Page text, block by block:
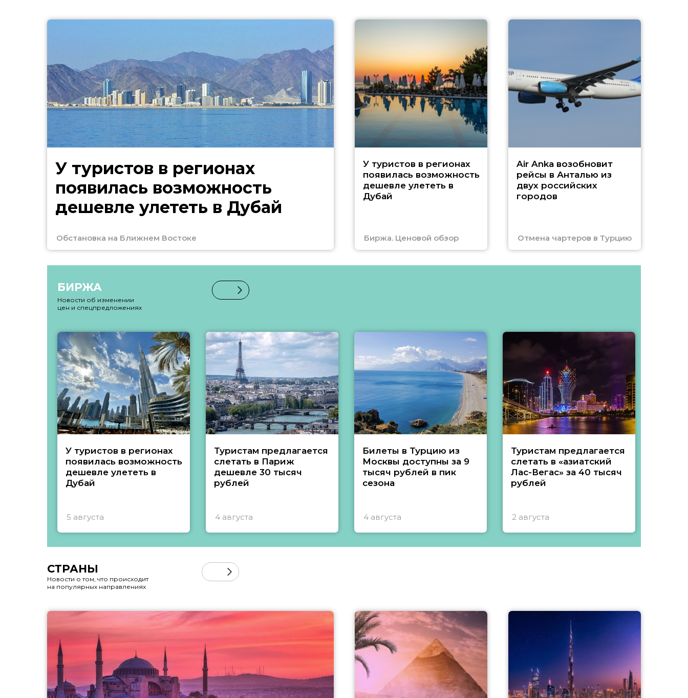
У туристов в регионах
появилась возможность
дешевле улететь в Дубай
Обстановка на Ближнем Востоке
У туристов в регионах
появилась возможность
дешевле улететь в
Дубай
Биржа. Ценовой обзор
Air Anka возобновит
рейсы в Анталью из
двух российских
городов
Отмена чартеров в Турцию
БИРЖА
Новости об изменении
цен и спецпредложениях
У туристов в регионах
появилась возможность
дешевле улететь в
Дубай
5 августа
Туристам предлагается
слетать в Париж
дешевле 30 тысяч
рублей
4 августа
Билеты в Турцию из
Москвы доступны за 9
тысяч рублей в пик
сезона
4 августа
Туристам предлагается
слетать в «азиатский
Лас-Вегас» за 40 тысяч
рублей
2 августа
СТРАНЫ
Новости о том, что происходит
на популярных направлениях